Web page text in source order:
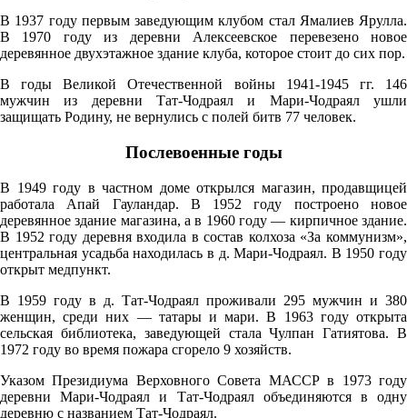
06:00
19.9°
757
91%
08.08
09:00
22.3°
757
81%
3.7
В 1937 году первым заведующим клубом стал Ямалиев Ярулла.
В 1970 году из деревни Алексеевское перевезено новое
деревянное двухэтажное здание клуба, которое стоит до сих пор.
В годы Великой Отечественной войны 1941-1945 гг. 146
мужчин из деревни Тат-Чодраял и Мари-Чодраял ушли
защищать Родину, не вернулись с полей битв 77 человек.
Послевоенные годы
В 1949 году в частном доме открылся магазин, продавщицей
работала Апай Гауландар. В 1952 году построено новое
деревянное здание магазина, а в 1960 году — кирпичное здание.
В 1952 году деревня входила в состав колхоза «За коммунизм»,
центральная усадьба находилась в д. Мари-Чодраял. В 1950 году
открыт медпункт.
В 1959 году в д. Тат-Чодраял проживали 295 мужчин и 380
женщин, среди них — татары и мари. В 1963 году открыта
сельская библиотека, заведующей стала Чулпан Гатиятова. В
1972 году во время пожара сгорело 9 хозяйств.
Указом Президиума Верховного Совета МАССР в 1973 году
деревни Мари-Чодраял и Тат-Чодраял объединяются в одну
деревню с названием Тат-Чодраял.